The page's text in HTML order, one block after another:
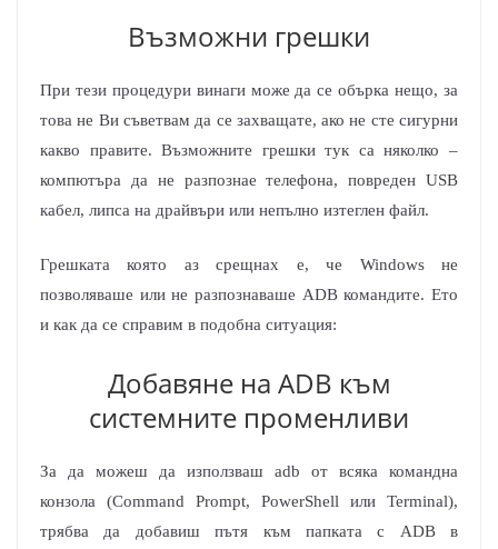
Възможни грешки
При тези процедури винаги може да се обърка нещо, за
това не Ви съветвам да се захващате, ако не сте сигурни
какво правите. Възможните грешки тук са няколко –
компютъра да не разпознае телефона, повреден USB
кабел, липса на драйвъри или непълно изтеглен файл.
Грешката която аз срещнах е, че Windows не
позволяваше или не разпознаваше ADB командите. Ето
и как да се справим в подобна ситуация:
Добавяне на ADB към
системните променливи
За да можеш да използваш adb от всяка командна
конзола (Command Prompt, PowerShell или Terminal),
трябва да добавиш пътя към папката с ADB в